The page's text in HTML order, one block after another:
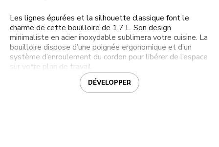
Les lignes épurées et la silhouette classique font le
charme de cette bouilloire de 1,7 L. Son design
minimaliste en acier inoxydable sublimera votre cuisine. La
bouilloire dispose d’une poignée ergonomique et d’un
système d’enroulement du cordon pour libérer de l’espace
sur votre plan de travail.
DÉVELOPPER